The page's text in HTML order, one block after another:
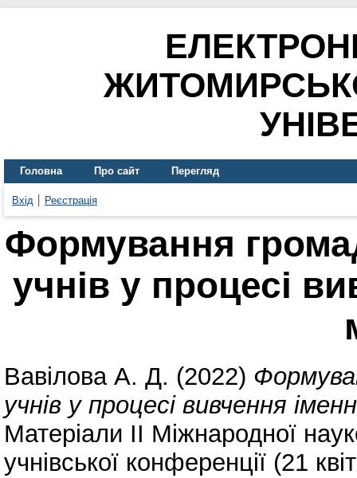
Головна Про сайт Перегляд
Вхід Реєстрація
Формування
учнів у процесі
Вавілова А. Д. (2022)
учнів у процесі вивчення
Матеріали ІІ Міжнародної
учнівської конференції (21